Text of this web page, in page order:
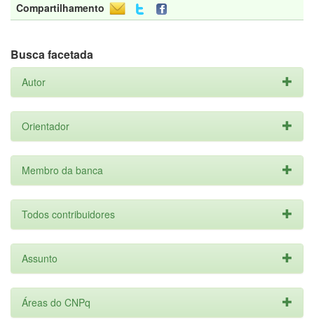
Compartilhamento
Busca facetada
Autor
Orientador
Membro da banca
Todos contribuidores
Assunto
Áreas do CNPq